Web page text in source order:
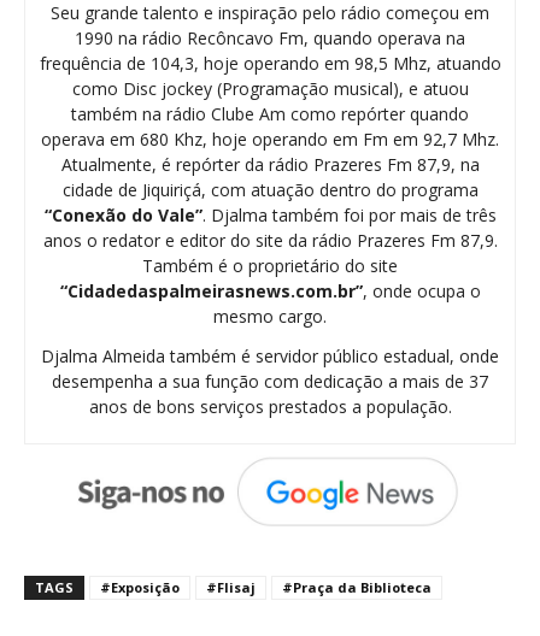
Seu grande talento e inspiração pelo rádio começou em
1990 na rádio Recôncavo Fm, quando operava na
frequência de 104,3, hoje operando em 98,5 Mhz, atuando
como Disc jockey (Programação musical), e atuou
também na rádio Clube Am como repórter quando
operava em 680 Khz, hoje operando em Fm em 92,7 Mhz.
Atualmente, é repórter da rádio Prazeres Fm 87,9, na
cidade de Jiquiriçá, com atuação dentro do programa
“Conexão do Vale”. Djalma também foi por mais de três
anos o redator e editor do site da rádio Prazeres Fm 87,9.
Também é o proprietário do site
“Cidadedaspalmeirasnews.com.br”, onde ocupa o
mesmo cargo.
Djalma Almeida também é servidor público estadual, onde
desempenha a sua função com dedicação a mais de 37
anos de bons serviços prestados a população.
TAGS #Exposição #Flisaj #Praça da Biblioteca